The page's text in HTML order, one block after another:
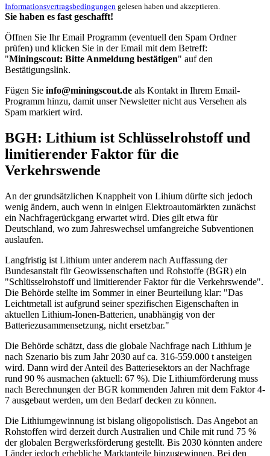
Informationsvertragsbedingungen gelesen haben und akzeptieren.
Sie haben es fast geschafft!
Öffnen Sie Ihr Email Programm (eventuell den Spam Ordner
prüfen) und klicken Sie in der Email mit dem Betreff:
"Miningscout: Bitte Anmeldung bestätigen" auf den
Bestätigungslink.
Fügen Sie info@miningscout.de als Kontakt in Ihrem Email-
Programm hinzu, damit unser Newsletter nicht aus Versehen als
Spam markiert wird.
BGH: Lithium ist Schlüsselrohstoff und
limitierender Faktor für die
Verkehrswende
An der grundsätzlichen Knappheit von Lihium dürfte sich jedoch
wenig ändern, auch wenn in einigen Elektroautomärkten zunächst
ein Nachfragerückgang erwartet wird. Dies gilt etwa für
Deutschland, wo zum Jahreswechsel umfangreiche Subventionen
auslaufen.
Langfristig ist Lithium unter anderem nach Auffassung der
Bundesanstalt für Geowissenschaften und Rohstoffe (BGR) ein
"Schlüsselrohstoff und limitierender Faktor für die Verkehrswende".
Die Behörde stellte im Sommer in einer Beurteilung klar: "Das
Leichtmetall ist aufgrund seiner spezifischen Eigenschaften in
aktuellen Lithium-Ionen-Batterien, unabhängig von der
Batteriezusammensetzung, nicht ersetzbar."
Die Behörde schätzt, dass die globale Nachfrage nach Lithium je
nach Szenario bis zum Jahr 2030 auf ca. 316-559.000 t ansteigen
wird. Dann wird der Anteil des Batteriesektors an der Nachfrage
rund 90 % ausmachen (aktuell: 67 %). Die Lithiumförderung muss
nach Berechnungen der BGR kommenden Jahren mit dem Faktor 4-
7 ausgebaut werden, um den Bedarf decken zu können.
Die Lithiumgewinnung ist bislang oligopolistisch. Das Angebot an
Rohstoffen wird derzeit durch Australien und Chile mit rund 75 %
der globalen Bergwerksförderung gestellt. Bis 2030 könnten andere
Länder jedoch erhebliche Marktanteile hinzugewinnen. Bei den